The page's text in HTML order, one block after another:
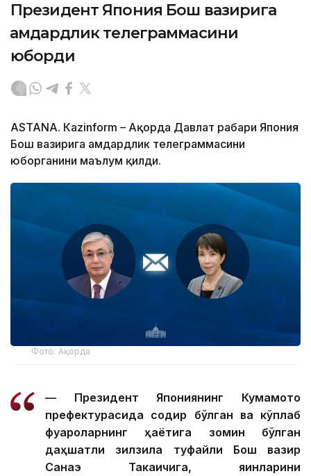
Президент Япония Бош вазирига
ҳамдардлик телеграммасини
юборди
ASTANА. Кazinform – Ақорда Давлат раҳбари Япония
Бош вазирига ҳамдардлик телеграммасини
юборганини маълум қилди.
Фото: Ақорда
— Президент Япониянинг Кумамото
префектурасида содир бўлган ва кўплаб
фуқароларнинг ҳаётига зомин бўлган
даҳшатли зилзила туфайли Бош вазир
Санаэ Такаичига, яқинларини